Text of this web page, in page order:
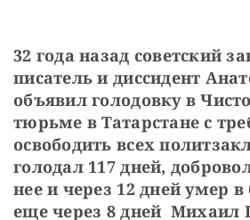
32 года назад советский
писатель и диссидент
объявил голодовку в
тюрьме в Татарстане с
освободить всех
голодал 117 дней,
нее и через 12 дней умер
еще через 8 дней  Михаил